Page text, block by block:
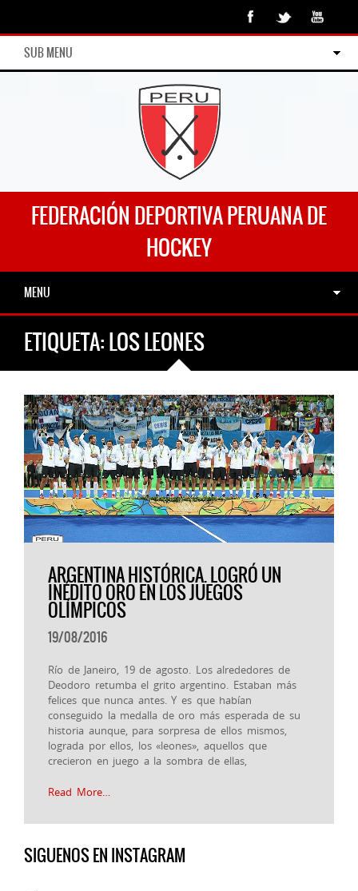
SUB MENU
FEDERACIÓN DEPORTIVA PERUANA DE
HOCKEY
MENU
ETIQUETA:LOS LEONES
ARGENTINA HISTÓRICA. LOGRÓ UN
INÉDITO ORO EN LOS JUEGOS
OLÍMPICOS
19/08/2016
Río de Janeiro, 19 de agosto. Los alrededores de
Deodoro retumba el grito argentino. Estaban más
felices que nunca antes. Y es que habían
conseguido la medalla de oro más esperada de su
historia aunque, para sorpresa de ellos mismos,
lograda por ellos, los «leones», aquellos que
crecieron en juego a la sombra de ellas,
Read More…
SIGUENOS EN INSTAGRAM